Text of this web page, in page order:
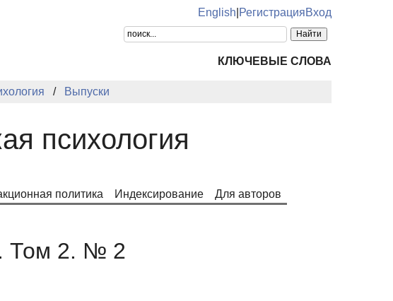
English РегистрацияВход
КЛЮЧЕВЫЕ СЛОВА
Выпуски
психология
политика Индексирование
Для авторов
Том 2. № 2